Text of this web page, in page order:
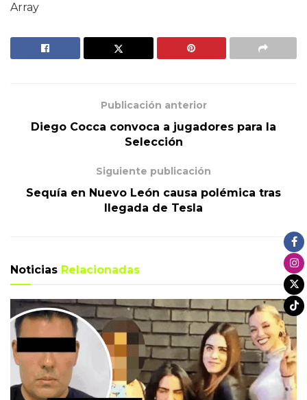
Array
Publicación anterior
Diego Cocca convoca a jugadores para la
Selección
Siguiente publicación
Sequía en Nuevo León causa polémica tras
llegada de Tesla
Noticias Relacionadas